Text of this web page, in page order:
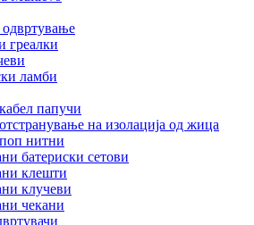
греалки
ламби
папучи
на изолација од жица
нитни
батериски сетови
клешти
клучеви
чекани